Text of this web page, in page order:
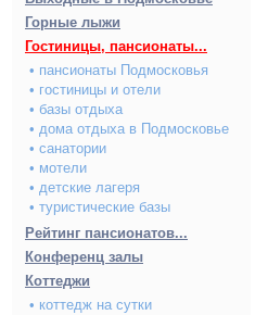
Горные лыжи
Гостиницы, пансионаты...
• пансионаты Подмосковья
• гостиницы и отели
• базы отдыха
• дома отдыха в Подмосковье
• санатории
• мотели
• детские лагеря
• туристические базы
Рейтинг пансионатов...
Конференц залы
Коттеджи
• коттедж на сутки